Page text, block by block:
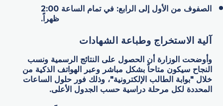
الصفوف من الأول إلى الرابع: في تمام الساعة 2:00
ظهراً.
آلية الاستخراج وطباعة الشهادات
وأوضحت الوزارة أن الحصول على النتائج الرسمية ونسب
النجاح سيكون متاحاً بشكل مباشر وعبر الهواتف الذكية من
خلال "بوابة الطالب الإلكترونية"، وذلك فور حلول الساعات
المحددة لكل مرحلة دراسية حسب الجدول الأعلى.